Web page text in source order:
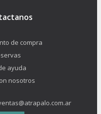
de compra
ayuda
nosotros